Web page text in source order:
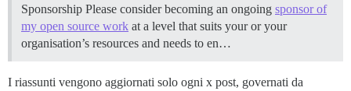
Sponsorship Please consider becoming an ongoing sponsor of
my open source work at a level that suits your or your
organisation’s resources and needs to en…
I riassunti vengono aggiornati solo ogni x post, governati da